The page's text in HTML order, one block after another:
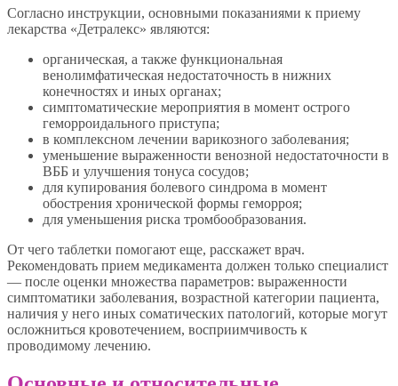
Согласно инструкции, основными показаниями к приему
лекарства «Детралекс» являются:
органическая, а также функциональная
венолимфатическая недостаточность в нижних
конечностях и иных органах;
симптоматические мероприятия в момент острого
геморроидального приступа;
в комплексном лечении варикозного заболевания;
уменьшение выраженности венозной недостаточности в
ВББ и улучшения тонуса сосудов;
для купирования болевого синдрома в момент
обострения хронической формы геморроя;
для уменьшения риска тромбообразования.
От чего таблетки помогают еще, расскажет врач.
Рекомендовать прием медикамента должен только специалист
— после оценки множества параметров: выраженности
симптоматики заболевания, возрастной категории пациента,
наличия у него иных соматических патологий, которые могут
осложниться кровотечением, восприимчивость к
проводимому лечению.